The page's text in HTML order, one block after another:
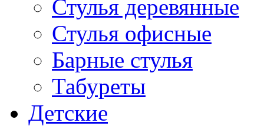
Стулья деревянные
Стулья офисные
Барные стулья
Табуреты
Детские